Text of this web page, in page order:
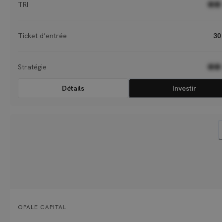
TRI
Ticket d’entrée
Stratégie
Détails Investir
OPALE CAPITAL